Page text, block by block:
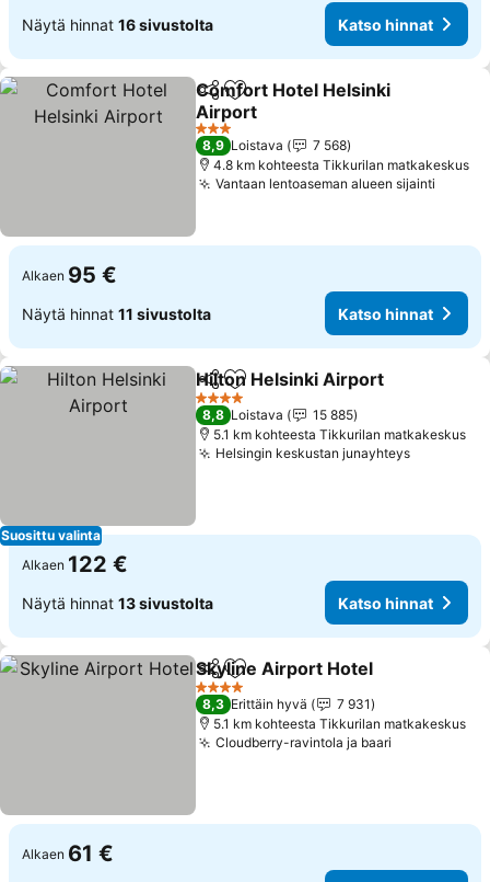
Näytä hinnat 16 sivustolta Katso hinnat
Jaa Lisää suosikkeihin
Comfort Hotel Helsinki
Airport
3 Tähtiluokitus
8,9 Loistava
7 568
4.8 km kohteesta Tikkurilan matkakeskus
Vantaan lentoaseman alueen sijainti
Alkaen 95 €
Näytä hinnat 11 sivustolta Katso hinnat
Suosittu valinta
Jaa Lisää suosikkeihin
Hilton Helsinki Airport
4 Tähtiluokitus
8,8 Loistava
15 885
5.1 km kohteesta Tikkurilan matkakeskus
Helsingin keskustan junayhteys
Alkaen 122 €
Näytä hinnat 13 sivustolta Katso hinnat
Jaa Lisää suosikkeihin
Skyline Airport Hotel
4 Tähtiluokitus
8,3 Erittäin hyvä
7 931
5.1 km kohteesta Tikkurilan matkakeskus
Cloudberry-ravintola ja baari
Alkaen 61 €